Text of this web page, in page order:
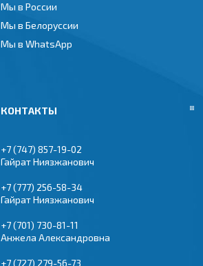
Мы в России
Мы в Белоруссии
Мы в WhatsApp
+7 (747) 857-19-02
Гайрат Ниязжанович
+7 (777) 256-58-34
Гайрат Ниязжанович
+7 (701) 730-81-11
Анжела Александровна
+7 (727) 279-56-73